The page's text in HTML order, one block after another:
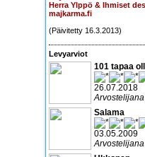
Herra Ylppö & Ihmiset
majkarma.fi
(Päivitetty 16.3.2013)
Levyarviot
101 tapaa
26.07.2018
Salama
03.05.2009